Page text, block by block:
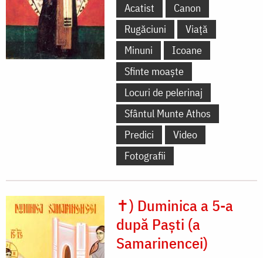
Acatist
Canon
Rugăciuni
Viață
Minuni
Icoane
Sfinte moaște
Locuri de pelerinaj
Sfântul Munte Athos
Predici
Video
Fotografii
✝) Duminica a 5-a
după Paști (a
Samarinencei)